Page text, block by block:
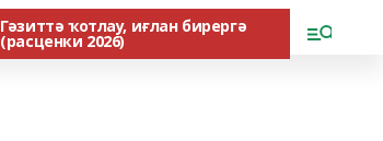
Гәзиттә ҡотлау, иғлан бирергә
(расценки 2026)